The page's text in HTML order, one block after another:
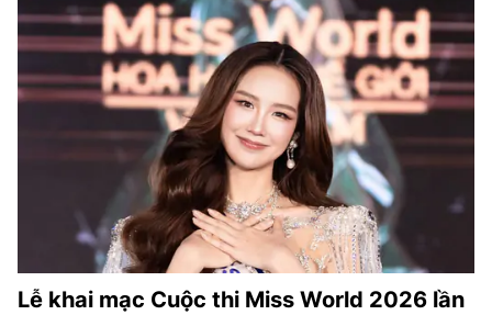
Lễ khai mạc Cuộc thi Miss World 2026 lần